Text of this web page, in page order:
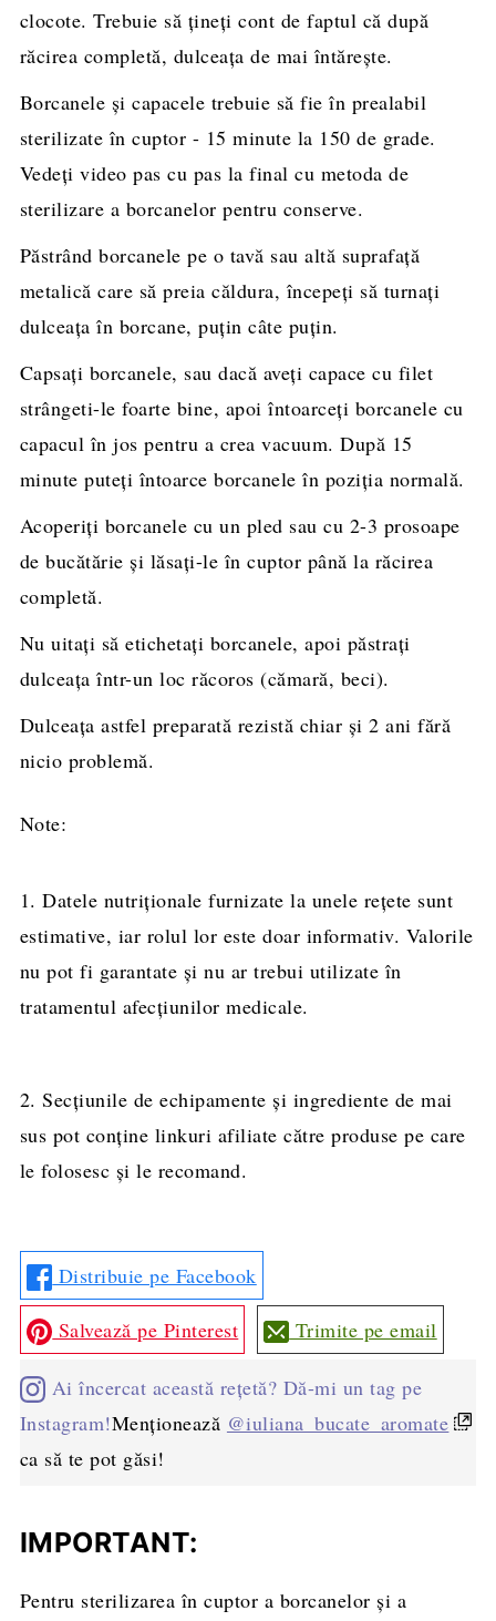
clocote. Trebuie să țineți cont de faptul că după
răcirea completă, dulceața de mai întărește.
Borcanele și capacele trebuie să fie în prealabil
sterilizate în cuptor - 15 minute la 150 de grade.
Vedeți video pas cu pas la final cu metoda de
sterilizare a borcanelor pentru conserve.
Păstrând borcanele pe o tavă sau altă suprafaţă
metalică care să preia căldura, începeţi să turnaţi
dulceața în borcane, puţin câte puţin.
Capsaţi borcanele, sau dacă aveţi capace cu filet
strângeti-le foarte bine, apoi întoarceţi borcanele cu
capacul în jos pentru a crea vacuum. După 15
minute puteţi întoarce borcanele în poziţia normală.
Acoperiţi borcanele cu un pled sau cu 2-3 prosoape
de bucătărie şi lăsaţi-le în cuptor până la răcirea
completă.
Nu uitaţi să etichetaţi borcanele, apoi păstraţi
dulceaţa într-un loc răcoros (cămară, beci).
Dulceața astfel preparată rezistă chiar şi 2 ani fără
nicio problemă.
Note:
1. Datele nutriționale furnizate la unele rețete sunt
estimative, iar rolul lor este doar informativ. Valorile
nu pot fi garantate și nu ar trebui utilizate în
tratamentul afecțiunilor medicale.
2. Secțiunile de echipamente și ingrediente de mai
sus pot conține linkuri afiliate către produse pe care
le folosesc și le recomand.
Distribuie pe Facebook
Salvează pe Pinterest Trimite pe email
Ai încercat această rețetă? Dă-mi un tag pe
Instagram!Menționează @iuliana_bucate_aromate
ca să te pot găsi!
IMPORTANT:
Pentru sterilizarea în cuptor a borcanelor și a